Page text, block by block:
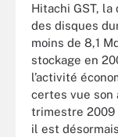
Hitachi GST,
des disques
moins de 8,1
stockage en
l’activité
certes vue son
trimestre 2009
il est